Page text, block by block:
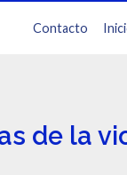
Contacto
de la